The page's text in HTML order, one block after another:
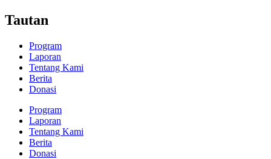
Tautan
Program
Laporan
Tentang Kami
Berita
Donasi
Program
Laporan
Tentang Kami
Berita
Donasi